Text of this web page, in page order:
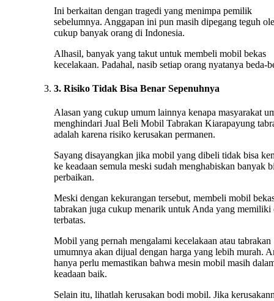
Ini berkaitan dengan tragedi yang menimpa pemilik
sebelumnya. Anggapan ini pun masih dipegang teguh
cukup banyak orang di Indonesia.
Alhasil, banyak yang takut untuk membeli mobil bekas
kecelakaan. Padahal, nasib setiap orang nyatanya beda-
3. Risiko Tidak Bisa Benar Sepenuhnya
Alasan yang cukup umum lainnya kenapa masyarakat
menghindari Jual Beli Mobil Tabrakan Kiarapayung
adalah karena risiko kerusakan permanen.
Sayang disayangkan jika mobil yang dibeli tidak bisa
ke keadaan semula meski sudah menghabiskan banyak
perbaikan.
Meski dengan kekurangan tersebut, membeli mobil
tabrakan juga cukup menarik untuk Anda yang memiliki
terbatas.
Mobil yang pernah mengalami kecelakaan atau tabrakan
umumnya akan dijual dengan harga yang lebih murah.
hanya perlu memastikan bahwa mesin mobil masih
keadaan baik.
Selain itu, lihatlah kerusakan bodi mobil. Jika